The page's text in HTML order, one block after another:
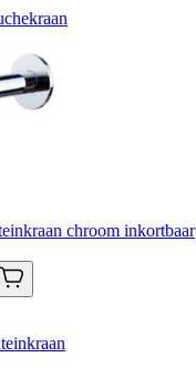
chroom inkortbaar